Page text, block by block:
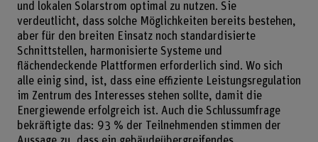
und lokalen Solarstrom optimal zu nutzen. Sie
verdeutlicht, dass solche Möglichkeiten bereits bestehen,
aber für den breiten Einsatz noch standardisierte
Schnittstellen, harmonisierte Systeme und
flächendeckende Plattformen erforderlich sind. Wo sich
alle einig sind, ist, dass eine effiziente Leistungsregulation
im Zentrum des Interesses stehen sollte, damit die
Energiewende erfolgreich ist. Auch die Schlussumfrage
bekräftigte das: 93 % der Teilnehmenden stimmen der